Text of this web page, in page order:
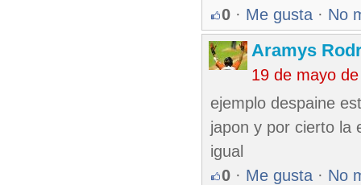
0 · Me gusta · No
Aramys
19 de mayo
ejemplo despaine
japon y por cierto la
igual
0 · Me gusta · No